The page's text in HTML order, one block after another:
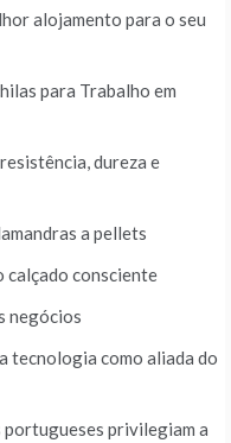
alojamento para o seu
para Trabalho em
dureza e
a pellets
calçado consciente
negócios
tecnologia como aliada do
privilegiam a